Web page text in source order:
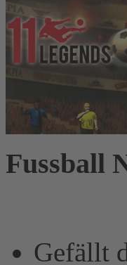
Fussball
Gefällt